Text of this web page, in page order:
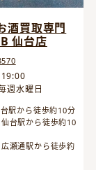
酒買取専門
仙台店
週水曜日
駅から徒歩約10分
台駅から徒歩約10
瀬通駅から徒歩約